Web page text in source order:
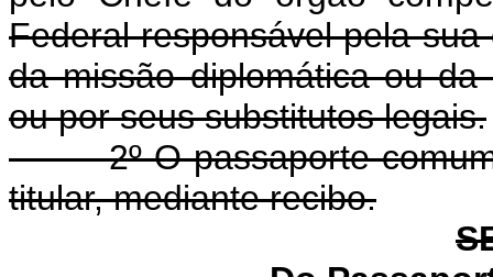
Federal responsável pela
da missão diplomática ou
ou por seus substitutos legais.
2º O passaporte comum
titular, mediante recibo.